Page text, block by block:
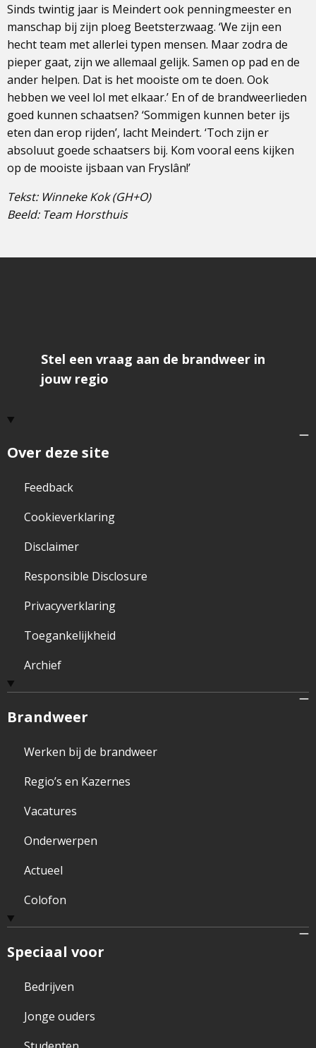
Sinds twintig jaar is Meindert ook penningmeester en
manschap bij zijn ploeg Beetsterzwaag. ‘We zijn een
hecht team met allerlei typen mensen. Maar zodra de
pieper gaat, zijn we allemaal gelijk. Samen op pad en de
ander helpen. Dat is het mooiste om te doen. Ook
hebben we veel lol met elkaar.’ En of de brandweerlieden
goed kunnen schaatsen? ‘Sommigen kunnen beter ijs
eten dan erop rijden’, lacht Meindert. ‘Toch zijn er
absoluut goede schaatsers bij. Kom vooral eens kijken
op de mooiste ijsbaan van Fryslân!’
Tekst: Winneke Kok (GH+O)
Beeld: Team Horsthuis
Over deze site
Feedback
Cookieverklaring
Disclaimer
Responsible Disclosure
Privacyverklaring
Toegankelijkheid
Archief
Brandweer
Werken bij de brandweer
Regio’s en Kazernes
Vacatures
Onderwerpen
Actueel
Colofon
Speciaal voor
Bedrijven
Jonge ouders
Stel een vraag aan de brandweer in
jouw regio